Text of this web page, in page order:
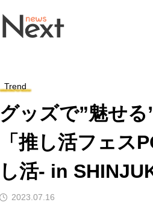
Trend
グッズで”魅せる
「推し活フェス
し活- in
2023.07.16